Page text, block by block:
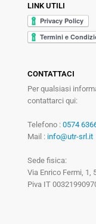
LINK UTILI
CONTATTACI
Per qualsiasi
contattarci qui:
Telefono : 0574
Mail : info@utr-srl.it
Sede fisica:
Via Enrico Fermi, 1,
Piva IT